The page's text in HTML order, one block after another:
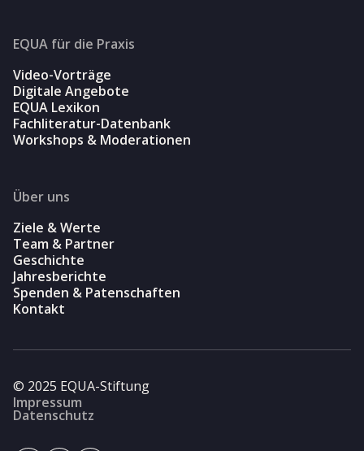
EQUA für die Praxis
Video-Vorträge
Digitale Angebote
EQUA Lexikon
Fachliteratur-Datenbank
Workshops & Moderationen
Über uns
Ziele & Werte
Team & Partner
Geschichte
Jahresberichte
Spenden & Patenschaften
Kontakt
© 2025 EQUA-Stiftung
Impressum
Datenschutz